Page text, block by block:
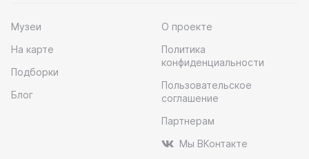
Музеи
На карте
Подборки
Блог
О проекте
Политика
конфиденциальности
Пользовательское
соглашение
Партнерам
Мы ВКонтакте